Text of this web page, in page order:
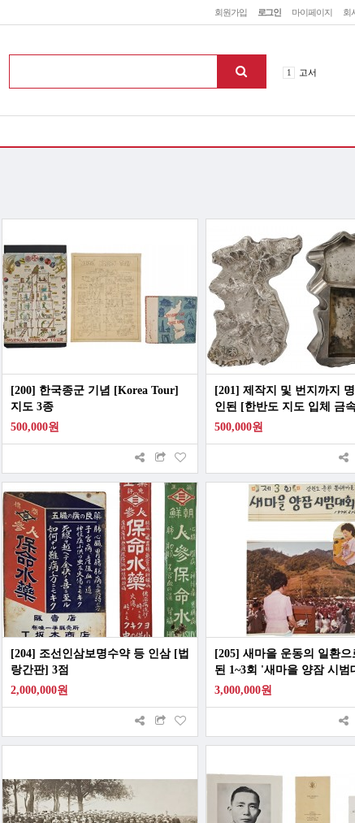
회원가입 로그인 마이페이지 회
1 고서
맨위로
[200] 한국종군 기념 [Korea Tour]
지도 3종
500,000원
[201] 제작지 및 번지까지
인된 [한반도 지도 입체 금
이]
500,000원
[204] 조선인삼보명수약 등 인삼 [법
랑간판] 3점
2,000,000원
[205] 새마을 운동의 일환으
된 1~3회 '새마을 양잠 시범
참석한 육영수 여사 사진첩
3,000,000원